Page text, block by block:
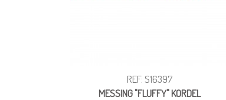
REF: S16397
MESSING "FLUFFY" KORDEL